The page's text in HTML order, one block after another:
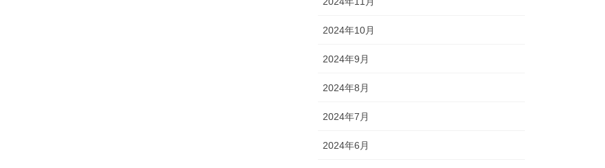
2024年10月
2024年9月
2024年8月
2024年7月
2024年6月